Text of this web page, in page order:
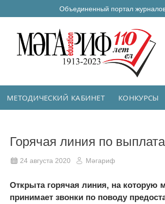
Объединенный портал
МЕТОДИЧЕСКИЙ КАБИНЕТ КОНКУРСЫ
Горячая линия по
24 августа 2020 Мәгариф
Открыта горячая линия, на которую
принимает звонки по поводу